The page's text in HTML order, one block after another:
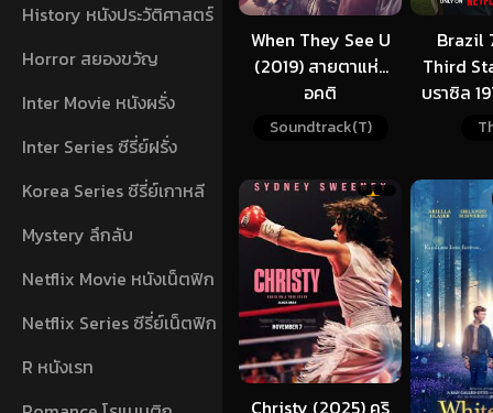
History หนังประวัติศาสตร์
Horror สยองขวัญ
Inter Movie หนังผรั่ง
Inter Series ซีรี่ย์ฝรั่ง
Korea Series ซีรี่ย์เกาหลี
Mystery ลึกลับ
Netflix Movie หนังเน็ตฟิก
Netflix Series ซีรี่ย์เน็ตฟิก
R หนังเรท
When They See U
(2019) สายตาแห่ง
อคติ
Soundtrack(T)
Brazil
Third
บราซิล
โล
Christy (2025) คริ